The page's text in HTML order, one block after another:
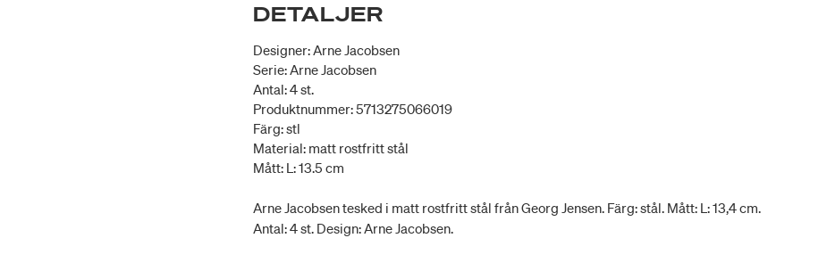
DETALJER
Designer: Arne Jacobsen
Serie: Arne Jacobsen
Antal: 4 st.
Produktnummer: 5713275066019
Färg: stl
Material: matt rostfritt stål
Mått: L: 13.5 cm
Arne Jacobsen tesked i matt rostfritt stål från Georg Jensen. Färg: stål. Mått: L: 13,4 cm.
Antal: 4 st. Design: Arne Jacobsen.